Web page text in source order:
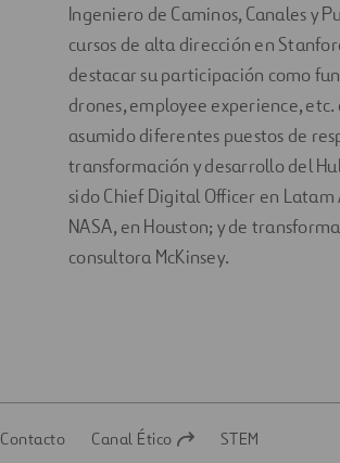
Ingeniero de Caminos, Canales y
cursos de alta dirección en
destacar su participación como
drones, employee experience,
asumido diferentes puestos de
transformación y desarrollo del
sido Chief Digital Officer en
NASA, en Houston; y de
consultora McKinsey.
Contacto
Abrir
Canal Ético STEM